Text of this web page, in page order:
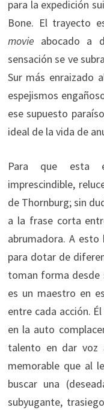
para la expedición
Bone. El trayecto
movie abocado a
sensación se ve
Sur más enraizado
espejismos
ese supuesto
ideal de la vida de
Para que esta
imprescindible,
de Thornburg; sin
a la frase corta
abrumadora. A
para dotar de
toman forma desde
es un maestro en
entre cada acción.
en la auto
talento en dar voz
memorable que al
buscar una
subyugante,